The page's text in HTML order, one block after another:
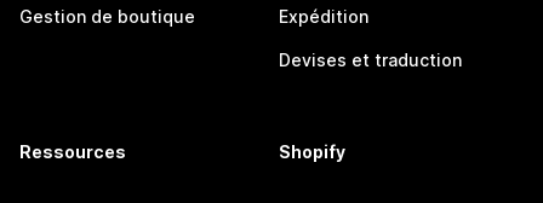
Gestion de boutique Expédition
Devises et traduction
Ressources Shopify